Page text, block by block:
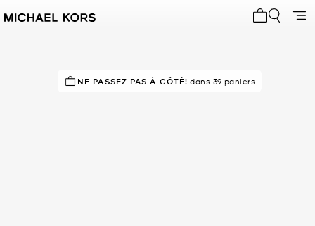
EN DEMANDE !23 vendus
NE PASSEZ PAS À CÔTÉ! dans 39 paniers